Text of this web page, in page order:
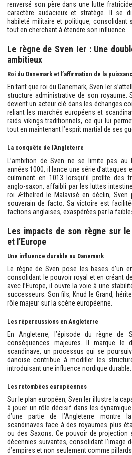
renversé son père dans une lutte
caractère audacieux et stratège. Il se
habileté militaire et politique, consolidant
tout en cherchant à étendre son influence.
Le règne de Sven Ier : Une
ambitieux
Roi du Danemark et l’affirmation de la
En tant que roi du Danemark, Sven Ier
structure administrative de son royaume.
devient un acteur clé dans les échanges
reliant les marchés européens et
raids vikings traditionnels, ce qui lui
tout en maintenant l’esprit martial de ses
La conquête de l’Angleterre
L’ambition de Sven ne se limite pas au
années 1000, il lance une série d’attaques
culminent en 1013 lorsqu’il profite des
anglo-saxon, affaibli par les luttes
roi Æthelred le Malavisé en déclin, Sven
souverain de facto. Sa victoire est
factions anglaises, exaspérées par la
Les impacts de son règne sur le
et l’Europe
Une influence durable au Danemark
Le règne de Sven pose les bases d’un
consolidant le pouvoir royal et en créant
avec l’Europe, il ouvre la voie à une
successeurs. Son fils, Knud le Grand,
rôle majeur sur la scène européenne.
Les répercussions en Angleterre
En Angleterre, l’épisode du règne de
conséquences majeures. Il marque le
scandinave, un processus qui se
danoise contribue à modifier les
introduisant une influence nordique durable.
Les retombées européennes
Sur le plan européen, Sven Ier illustre la
à jouer un rôle décisif dans les
d’une partie de l’Angleterre montre
scandinaves face à des royaumes plus
ou des Saxons. Ce pouvoir de projection
décennies suivantes, consolidant l’image
d’empires et non seulement comme pillards.